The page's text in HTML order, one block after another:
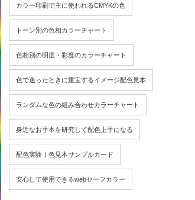
カラー印刷で主に使われるCMYKの色
トーン別の色相カラーチャート
色相別の明度・彩度のカラーチャート
色で迷ったときに重宝するイメージ配色見本
ランダムな色の組み合わせカラーチャート
身近なお手本を研究して配色上手になる
配色実験！色見本サンプルカード
安心して使用できるwebセーフカラー